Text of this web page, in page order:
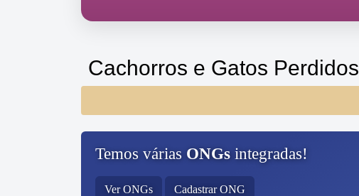
Cachorros e Gatos Perdidos
Temos várias ONGs integradas!
Ver ONGs Cadastrar ONG